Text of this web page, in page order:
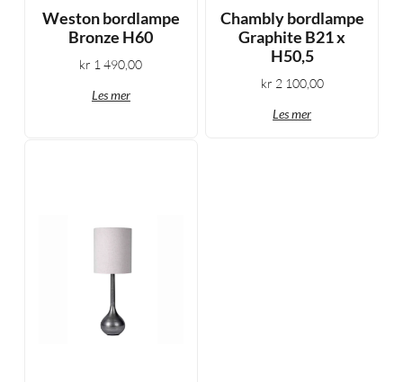
Weston bordlampe
Bronze H60
kr 1 490,00
Les mer
Chambly bordlampe
Graphite B21 x
H50,5
kr 2 100,00
Les mer